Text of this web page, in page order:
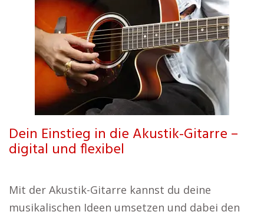
Dein Einstieg in die Akustik-Gitarre –
digital und flexibel
Mit der Akustik-Gitarre kannst du deine
musikalischen Ideen umsetzen und dabei den